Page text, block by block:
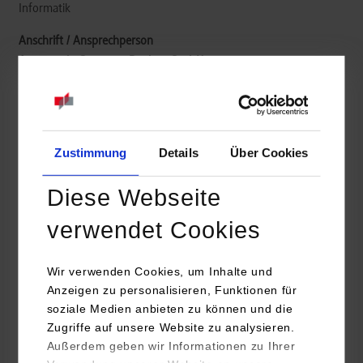
Zustimmung Details Über Cookies
Diese Webseite
verwendet Cookies
Wir verwenden Cookies, um Inhalte und
Anzeigen zu personalisieren, Funktionen für
soziale Medien anbieten zu können und die
Zugriffe auf unsere Website zu analysieren.
Außerdem geben wir Informationen zu Ihrer
Informatik
Automatic-Systeme Dreher GmbH
Sulz-Renfrizhausen
www.dreher.de
y.roesch@dreher.de